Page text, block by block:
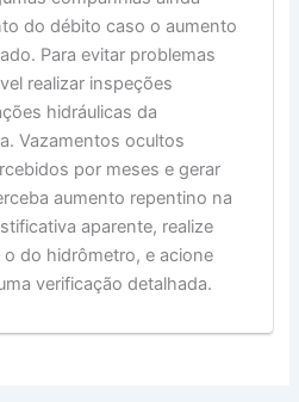
do débito caso o aumento
Para evitar problemas
realizar inspeções
hidráulicas da
Vazamentos ocultos
por meses e gerar
aumento repentino na
aparente, realize
do hidrômetro, e acione
verificação detalhada.